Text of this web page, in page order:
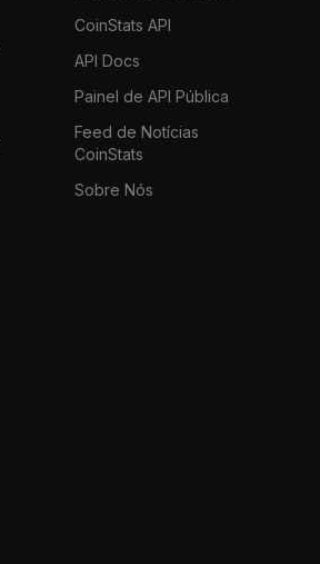
CoinStats API
API Docs
Painel de API Pública
Feed de Notícias
CoinStats
Sobre Nós